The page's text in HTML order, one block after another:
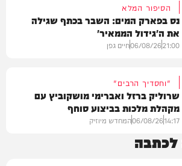
הסיפור המלא
נס בפארק המים: השבר בכתף שגילה
את ה'גידול הממאיר'
21:00
06/08/26חיים גפן
"וחסדיך הרבים"
שרוליק ברזל ואברימי מושקוביץ עם
מקהלת מלכות בביצוע סוחף
14:17
06/08/26המחדש מיוזיק
לכתבה